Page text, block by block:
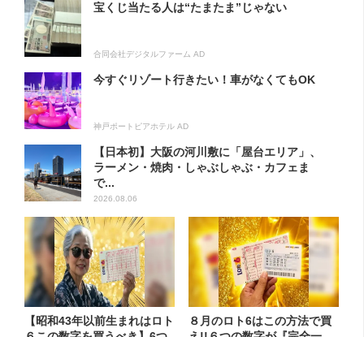
宝くじ当たる人は“たまたま”じゃない
合同会社デジタルファーム AD
今すぐリゾート行きたい！車がなくてもOK
神戸ポートピアホテル AD
【日本初】大阪の河川敷に「屋台エリア」、
ラーメン・焼肉・しゃぶしゃぶ・カフェま
で...
2026.08.06
【昭和43年以前生まれはロト
８月のロト6はこの方法で買